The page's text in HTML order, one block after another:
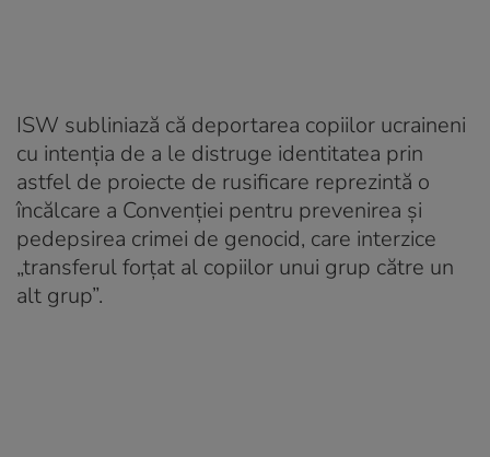
ISW subliniază că deportarea copiilor ucraineni
cu intenția de a le distruge identitatea prin
astfel de proiecte de rusificare reprezintă o
încălcare a Convenției pentru prevenirea și
pedepsirea crimei de genocid, care interzice
„transferul forțat al copiilor unui grup către un
alt grup”.